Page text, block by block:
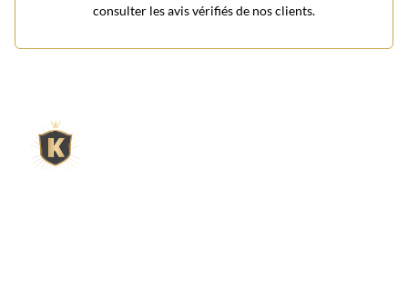
consulter les avis vérifiés de nos clients.